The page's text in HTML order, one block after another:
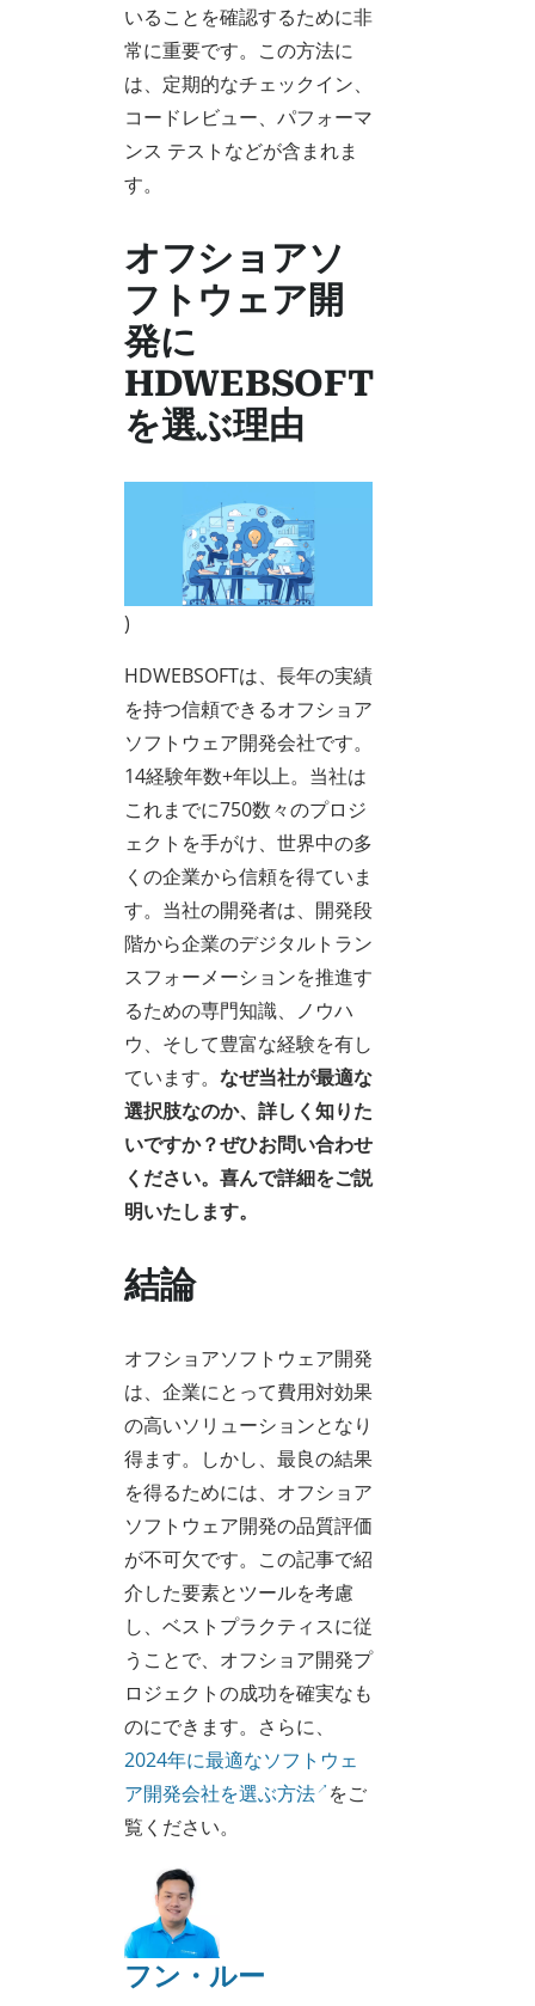
いることを確認するために非
常に重要です。この方法に
は、定期的なチェックイン、
コードレビュー、パフォーマ
ンス テストなどが含まれま
す。
オフショアソ
フトウェア開
発に
HDWEBSOFT
を選ぶ理由
)
HDWEBSOFTは、長年の実績
を持つ信頼できるオフショア
ソフトウェア開発会社です。
14経験年数+年以上。当社は
これまでに750数々のプロジ
ェクトを手がけ、世界中の多
くの企業から信頼を得ていま
す。当社の開発者は、開発段
階から企業のデジタルトラン
スフォーメーションを推進す
るための専門知識、ノウハ
ウ、そして豊富な経験を有し
ています。 なぜ当社が最適な
選択肢なのか、詳しく知りた
いですか？ぜひお問い合わせ
ください。喜んで詳細をご説
明いたします。
結論
オフショアソフトウェア開発
は、企業にとって費用対効果
の高いソリューションとなり
得ます。しかし、最良の結果
を得るためには、オフショア
ソフトウェア開発の品質評価
が不可欠です。この記事で紹
介した要素とツールを考慮
し、ベストプラクティスに従
うことで、オフショア開発プ
ロジェクトの成功を確実なも
のにできます。さらに、
2024年に最適なソフトウェ
ア開発会社を選ぶ方法 をご
覧ください。
フン・ルー